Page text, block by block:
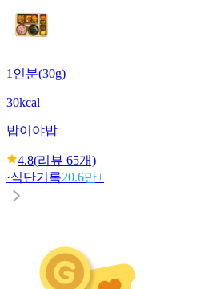
1인분(30g)
30kcal
밥이야밥
4.8(리뷰 65개)
·식단기록20.6만+